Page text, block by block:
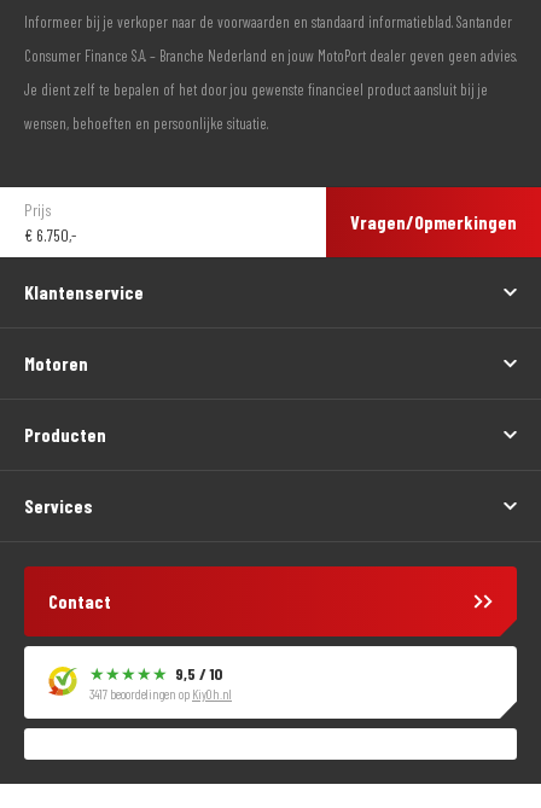
Informeer bij je verkoper naar de voorwaarden en standaard informatieblad. Santander
Consumer Finance S.A. – Branche Nederland en jouw MotoPort dealer geven geen advies.
Je dient zelf te bepalen of het door jou gewenste financieel product aansluit bij je
wensen, behoeften en persoonlijke situatie.
Prijs
€ 6.750,-
Vragen/Opmerkingen
Klantenservice
Motoren
Producten
Services
Contact
9,5 / 10
3417 beoordelingen op KiyOh.nl